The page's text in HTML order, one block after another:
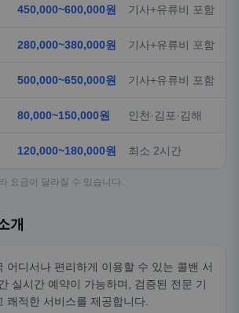
450,000~600,000원 기사+유류비 포함
280,000~380,000원 기사+유류비 포함
500,000~650,000원 기사+유류비 포함
80,000~150,000원 인천·김포·김해
120,000~180,000원 최소 2시간
요금이 달라질 수 있습니다.
개
어디서나 편리하게 이용할 수 있는 콜밴 서
실시간 예약이 가능하며, 검증된 전문 기
쾌적한 서비스를 제공합니다.